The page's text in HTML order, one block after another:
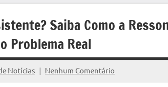
Saiba Como a
Problema Real
Notícias Nenhum Comentário